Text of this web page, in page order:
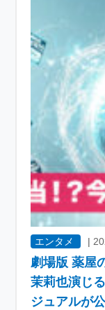
エンタメ |
劇場版 薬屋
茉莉也演じ
ジュアルが